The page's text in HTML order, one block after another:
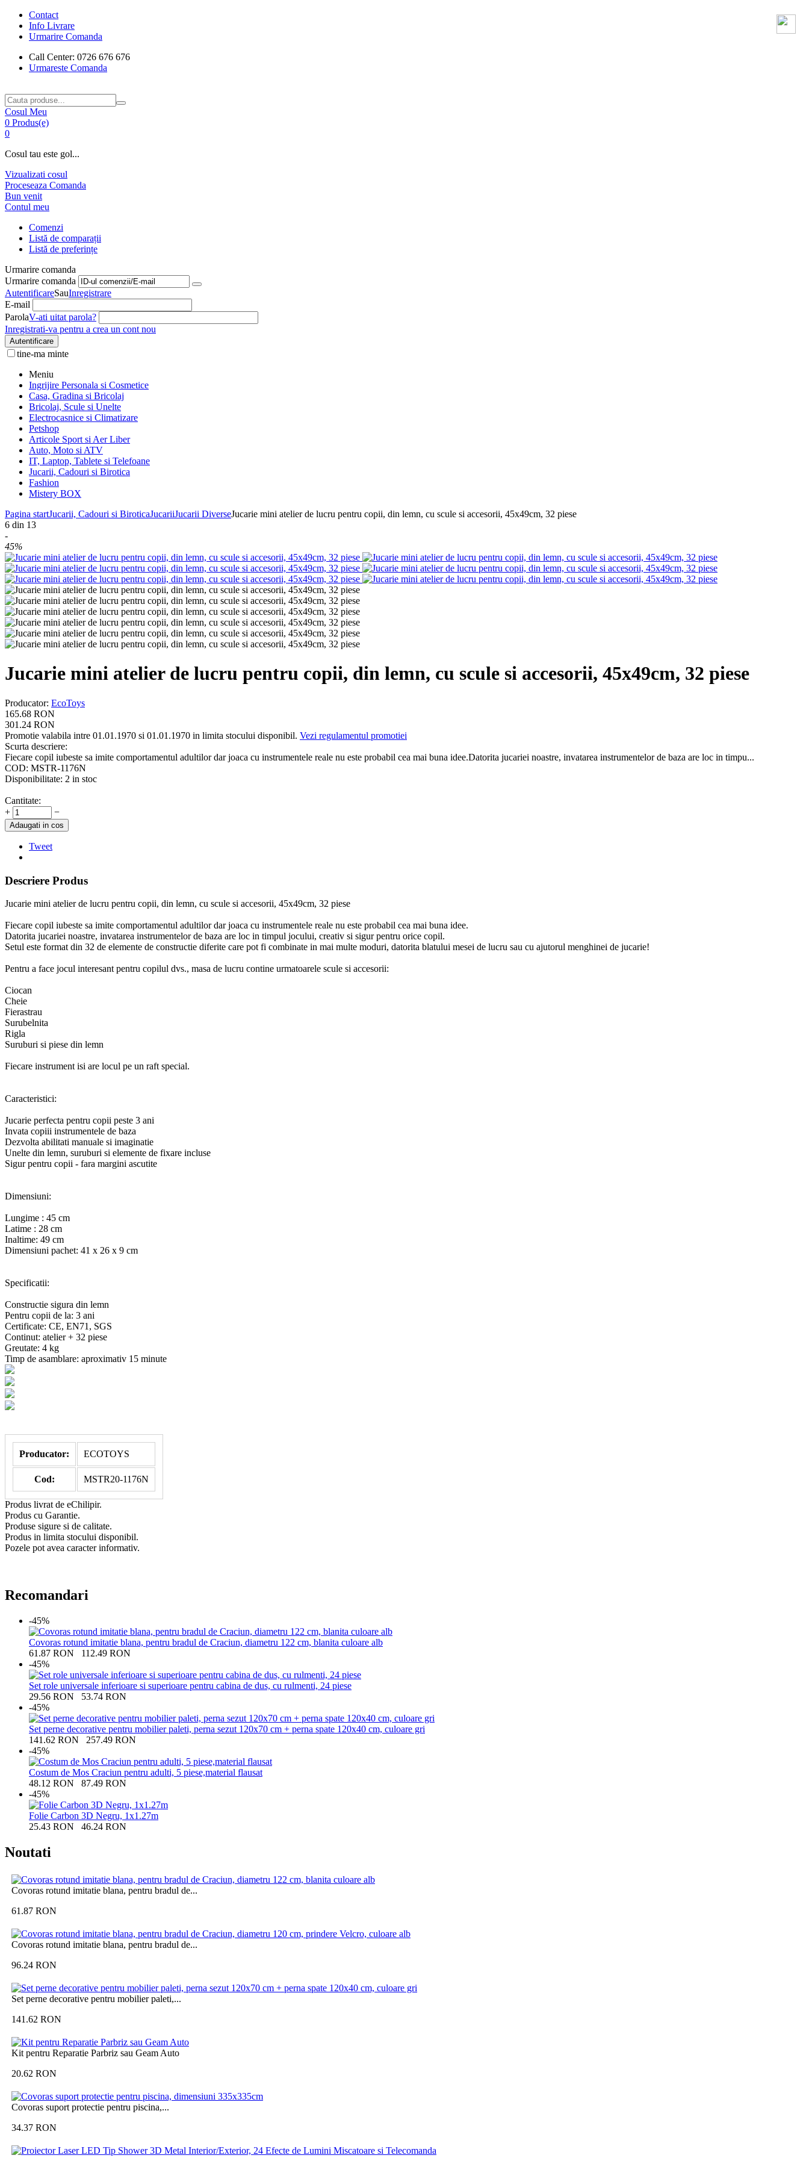
Contact
Info Livrare
Urmarire Comanda
Call Center: 0726 676 676
Urmareste Comanda
Cosul Meu
0 Produs(e)
0
Cosul tau este gol...
Vizualizati cosul
Proceseaza Comanda
Bun venit
Contul meu
Comenzi
Listă de comparații
Listă de preferințe
Urmarire comanda
Urmarire comanda
AutentificareSauInregistrare
E-mail
ParolaV-ati uitat parola?
Inregistrati-va pentru a crea un cont nou
Autentificare
tine-ma minte
Meniu
Ingrijire Personala si Cosmetice
Casa, Gradina si Bricolaj
Bricolaj, Scule si Unelte
Electrocasnice si Climatizare
Petshop
Articole Sport si Aer Liber
Auto, Moto si ATV
IT, Laptop, Tablete si Telefoane
Jucarii, Cadouri si Birotica
Fashion
Mistery BOX
Pagina startJucarii, Cadouri si BiroticaJucariiJucarii DiverseJucarie mini atelier de lucru pentru copii, din lemn, cu scule si accesorii, 45x49cm, 32 piese
6 din 13
-
45%
Jucarie mini atelier de lucru pentru copii, din lemn, cu scule si accesorii, 45x49cm, 32 piese
Producator: EcoToys
165.68 RON
301.24 RON
Promotie valabila intre 01.01.1970 si 01.01.1970 in limita stocului disponibil. Vezi regulamentul promotiei
Scurta descriere:
Fiecare copil iubeste sa imite comportamentul adultilor dar joaca cu instrumentele reale nu este probabil cea mai buna idee.Datorita jucariei noastre, invatarea instrumentelor de baza are loc in timpu...
COD: MSTR-1176N
Disponibilitate: 2 in stoc
Cantitate:
+
−
Adaugati in cos
Tweet
Descriere Produs
Jucarie mini atelier de lucru pentru copii, din lemn, cu scule si accesorii, 45x49cm, 32 piese
Fiecare copil iubeste sa imite comportamentul adultilor dar joaca cu instrumentele reale nu este probabil cea mai buna idee.
Datorita jucariei noastre, invatarea instrumentelor de baza are loc in timpul jocului, creativ si sigur pentru orice copil.
Setul este format din 32 de elemente de constructie diferite care pot fi combinate in mai multe moduri, datorita blatului mesei de lucru sau cu ajutorul menghinei de jucarie!
Pentru a face jocul interesant pentru copilul dvs., masa de lucru contine urmatoarele scule si accesorii:
Ciocan
Cheie
Fierastrau
Surubelnita
Rigla
Suruburi si piese din lemn
Fiecare instrument isi are locul pe un raft special.
Caracteristici:
Jucarie perfecta pentru copii peste 3 ani
Invata copiii instrumentele de baza
Dezvolta abilitati manuale si imaginatie
Unelte din lemn, suruburi si elemente de fixare incluse
Sigur pentru copii - fara margini ascutite
Dimensiuni:
Lungime : 45 cm
Latime : 28 cm
Inaltime: 49 cm
Dimensiuni pachet: 41 x 26 x 9 cm
Specificatii:
Constructie sigura din lemn
Pentru copii de la: 3 ani
Certificate: CE, EN71, SGS
Continut: atelier + 32 piese
Greutate: 4 kg
Timp de asamblare: aproximativ 15 minute
Producator: ECOTOYS
Cod: MSTR20-1176N
Produs livrat de eChilipir.
Produs cu Garantie.
Produse sigure si de calitate.
Produs in limita stocului disponibil.
Pozele pot avea caracter informativ.
Recomandari
-45%
Covoras rotund imitatie blana, pentru bradul de Craciun, diametru 122 cm, blanita culoare alb
61.87 RON 112.49 RON
-45%
Set role universale inferioare si superioare pentru cabina de dus, cu rulmenti, 24 piese
29.56 RON 53.74 RON
-45%
Set perne decorative pentru mobilier paleti, perna sezut 120x70 cm + perna spate 120x40 cm, culoare gri
141.62 RON 257.49 RON
-45%
Costum de Mos Craciun pentru adulti, 5 piese,material flausat
48.12 RON 87.49 RON
-45%
Folie Carbon 3D Negru, 1x1.27m
25.43 RON 46.24 RON
Noutati
Covoras rotund imitatie blana, pentru bradul de...
61.87 RON
Covoras rotund imitatie blana, pentru bradul de...
96.24 RON
Set perne decorative pentru mobilier paleti,...
141.62 RON
Kit pentru Reparatie Parbriz sau Geam Auto
20.62 RON
Covoras suport protectie pentru piscina,...
34.37 RON